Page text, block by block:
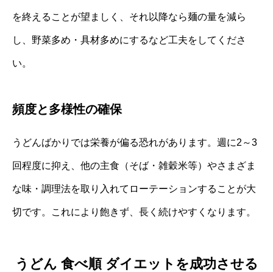
を終えることが望ましく、それ以降なら麺の量を減ら
し、野菜多め・具材多めにするなど工夫をしてくださ
い。
頻度と多様性の確保
うどんばかりでは栄養が偏る恐れがあります。週に2～3
回程度に抑え、他の主食（そば・雑穀米等）やさまざま
な味・調理法を取り入れてローテーションすることが大
切です。これにより飽きず、長く続けやすくなります。
うどん 食べ順 ダイエットを成功させる